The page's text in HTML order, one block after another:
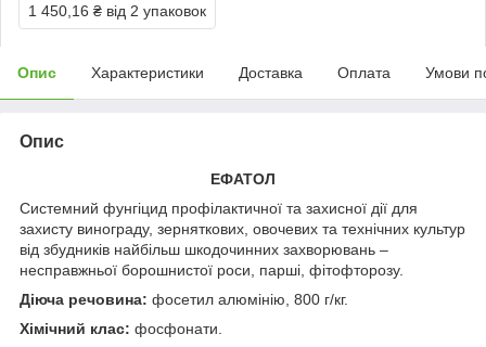
1 450,16 ₴ від 2 упаковок
Опис Характеристики Доставка Оплата Умови
Опис
ЕФАТОЛ
Системний фунгіцид профілактичної та захисної дії для
захисту винограду, зерняткових, овочевих та технічних культур
від збудників найбільш шкодочинних захворювань –
несправжньої борошнистої роси, парші, фітофторозу.
Діюча речовина: фосетил алюмінію, 800 г/кг.
Хімічний клас: фосфонати.